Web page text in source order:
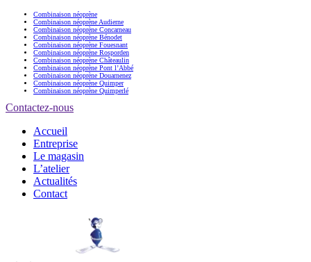
Combinaison néoprène
Combinaison néoprène Audierne
Combinaison néoprène Concarneau
Combinaison néoprène Bénodet
Combinaison néoprène Fouesnant
Combinaison néoprène Rosporden
Combinaison néoprène Châteaulin
Combinaison néoprène Pont l’Abbé
Combinaison néoprène Douarnenez
Combinaison néoprène Quimper
Combinaison néoprène Quimperlé
Contactez-nous
Accueil
Entreprise
Le magasin
L’atelier
Actualités
Contact